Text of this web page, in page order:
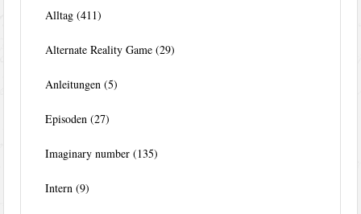
Alltag (411)
Alternate Reality Game (29)
Anleitungen (5)
Episoden (27)
Imaginary number (135)
Intern (9)